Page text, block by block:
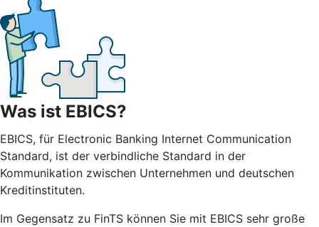
Was ist EBICS?
EBICS, für Electronic Banking Internet Communication
Standard, ist der verbindliche Standard in der
Kommunikation zwischen Unternehmen und deutschen
Kreditinstituten.
Im Gegensatz zu FinTS können Sie mit EBICS sehr große